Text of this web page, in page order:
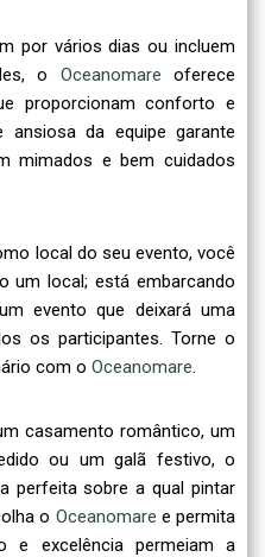
por vários dias ou incluem
o Oceanomare oferece
proporcionam conforto e
ansiosa da equipe garante
mimados e bem cuidados
local do seu evento, você
um local; está embarcando
evento que deixará uma
os participantes. Torne o
com o Oceanomare.
casamento romântico, um
ou um galã festivo, o
perfeita sobre a qual pintar
o Oceanomare e permita
e excelência permeiam a